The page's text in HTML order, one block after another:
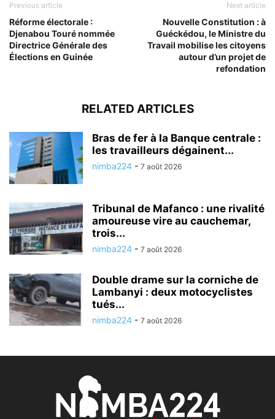
Previous article
Réforme électorale :
Djenabou Touré nommée
Directrice Générale des
Élections en Guinée
Next article
Nouvelle Constitution : à
Guéckédou, le Ministre du
Travail mobilise les citoyens
autour d’un projet de
refondation
RELATED ARTICLES
Bras de fer à la Banque centrale :
les travailleurs dégainent...
nimba224 - 7 août 2026
Tribunal de Mafanco : une rivalité
amoureuse vire au cauchemar,
trois...
nimba224 - 7 août 2026
Double drame sur la corniche de
Lambanyi : deux motocyclistes
tués...
nimba224 - 7 août 2026